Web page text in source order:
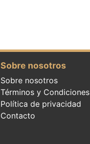
Sobre nosotros
Sobre nosotros
Términos y Condiciones
Política de privacidad
Contacto